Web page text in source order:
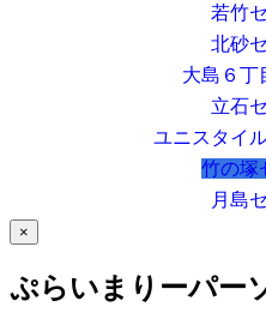
若竹
北砂
大島６丁
立石
ユニスタイ
竹の塚
月島
×
ぷらいまりーパー